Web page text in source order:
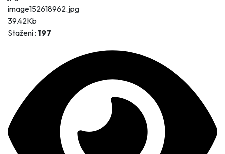
image152618962.jpg
39.42Kb
Stažení : 197